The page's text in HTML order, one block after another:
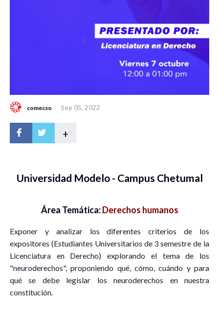
comecso Sep 05, 2022
+
Universidad Modelo - Campus Chetumal
Área Temática:Derechos humanos
Exponer y analizar los diferentes criterios de los
expositores (Estudiantes Universitarios de 3 semestre de la
Licenciatura en Derecho) explorando el tema de los
"neuroderechos", proponiendo qué, cómo, cuándo y para
qué se debe legislar los neuroderechos en nuestra
constitución.